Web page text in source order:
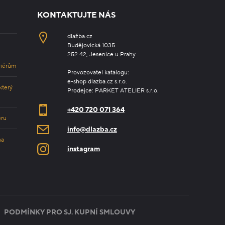
KONTAKTUJTE NÁS
dlažba.cz
Budějovická 1035
252 42, Jesenice u Prahy
Provozovatel katalogu:
e-shop dlazba.cz s.r.o.
Prodejce: PARKET ATELIER s.r.o.
+420 720 071 364
info@dlazba.cz
instagram
PODMÍNKY PRO SJ. KUPNÍ SMLOUVY